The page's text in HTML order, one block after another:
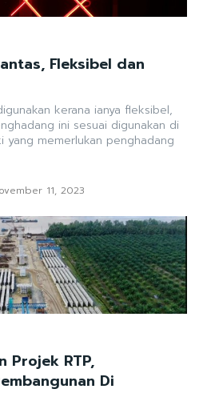
Fleksibel dan
kerana ianya fleksibel,
ini sesuai digunakan di
memerlukan penghadang
11, 2023
Projek RTP,
Di